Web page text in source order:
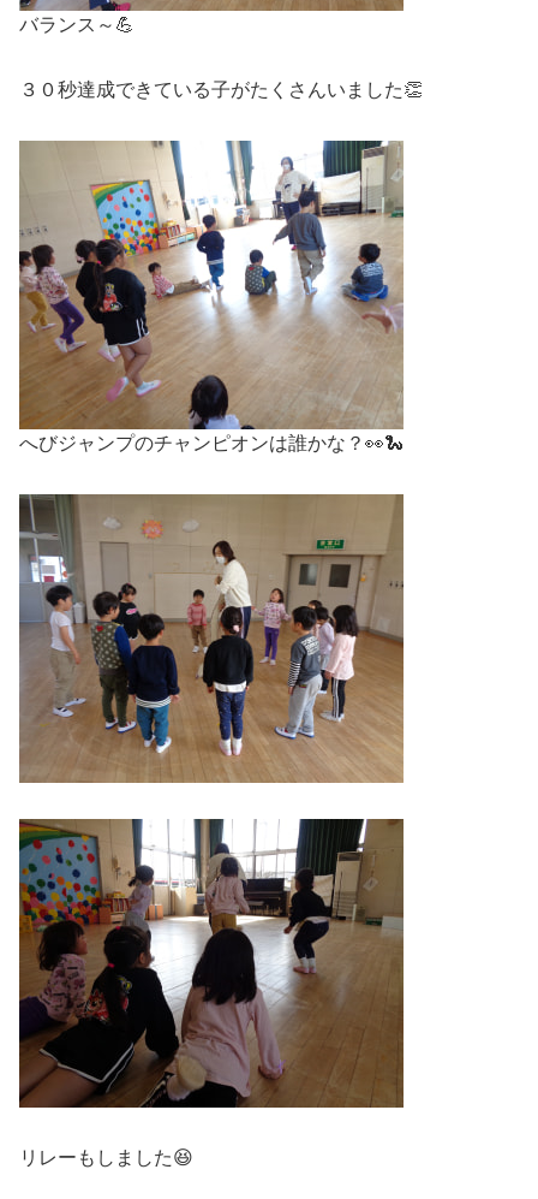
バランス～💪
３０秒達成できている子がたくさんいました👏
へびジャンプのチャンピオンは誰かな？👀🐍
リレーもしました😆